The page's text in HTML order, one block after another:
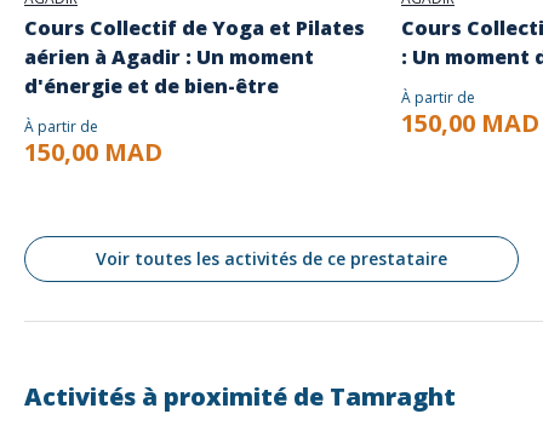
Cours Collectif de Yoga et Pilates
aérien à Agadir : Un moment
d'énergie et de bien-être
À partir de
150,00 MAD
Cours
: Un moment
À partir de
150,00 MAD
Voir toutes les activités de ce prestataire
Activités à proximité de Tamraght